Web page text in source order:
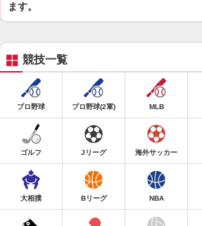
ます。
競技一覧
プロ野球 プロ野球(2軍) MLB
ゴルフ Jリーグ 海外サッカー
大相撲 Bリーグ NBA